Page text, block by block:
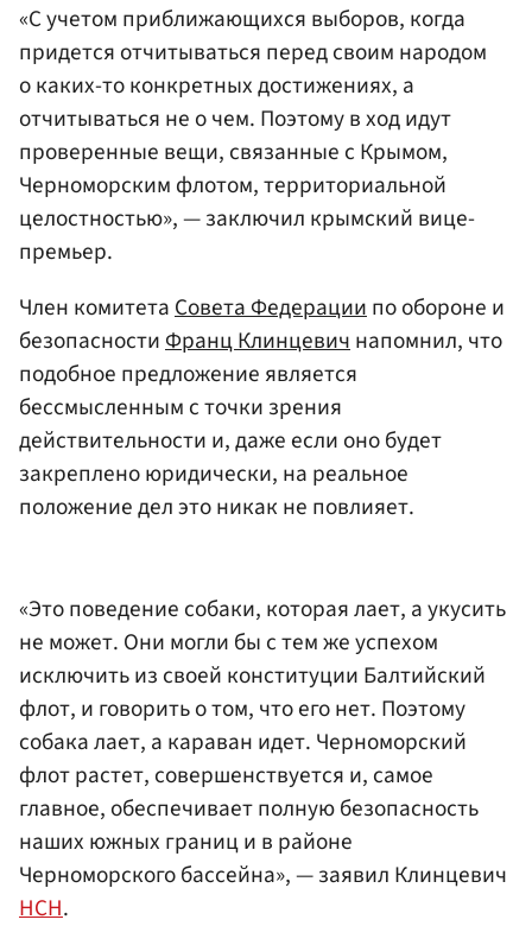
«С учетом приближающихся выборов, когда
придется отчитываться перед своим народом
о каких-то конкретных достижениях, а
отчитываться не о чем. Поэтому в ход идут
проверенные вещи, связанные с Крымом,
Черноморским флотом, территориальной
целостностью», — заключил крымский вице-
премьер.
Член комитетаСовета Федерациипо обороне и
безопасностиФранц Клинцевичнапомнил, что
подобное предложение является
бессмысленным с точки зрения
действительности и, даже если оно будет
закреплено юридически, на реальное
положение дел это никак не повлияет.
«Это поведение собаки, которая лает, а укусить
не может. Они могли бы с тем же успехом
исключить из своей конституции Балтийский
флот, и говорить о том, что его нет. Поэтому
собака лает, а караван идет. Черноморский
флот растет, совершенствуется и, самое
главное, обеспечивает полную безопасность
наших южных границ и в районе
Черноморского бассейна», — заявил Клинцевич
НСН.